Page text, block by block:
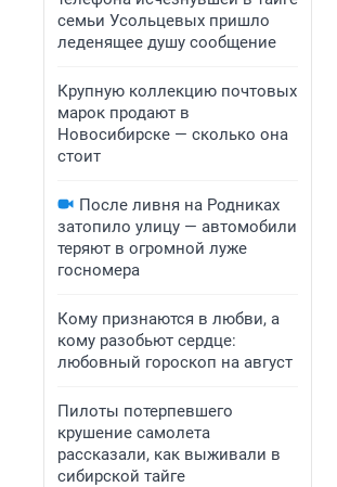
семьи Усольцевых пришло
леденящее душу сообщение
Крупную коллекцию почтовых
марок продают в
Новосибирске — сколько она
стоит
После ливня на Родниках
затопило улицу — автомобили
теряют в огромной луже
госномера
Кому признаются в любви, а
кому разобьют сердце:
любовный гороскоп на август
Пилоты потерпевшего
крушение самолета
рассказали, как выживали в
сибирской тайге